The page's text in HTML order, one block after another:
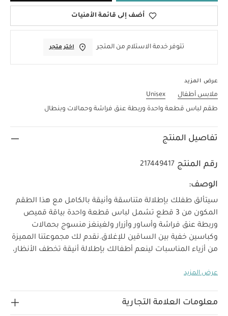
أضف إلى قائمة الأمنيات
تتوفر خدمة الاستلام من المتجر اختر متجر
عرض المزيد
ملابس أطفال
Unisex
طقم لباس قطعة واحدة وربطة عنق فراشة وحمالات وبنطال
تفاصيل المنتج
رقم المنتج 217449417
الوصف:
سيتألق طفلك بإطلالة متناسقة وأنيقة بالكامل مع هذا الطقم
المكون من 3 قطع تشمل لباس قطعة واحدة بياقة قميص
وربطة عنق فراشة وأساور وأزرار ولغينغز منسوج بحمالات
وكباسين خفية بين الساقين للإغلاق.نقدم لك مجموعتنا المميزة
من أزياء المناسبات لينعم أطفالك بإطلالة أنيقة تخطف الأنظار،
والأناقة في الحفلات.
بين الساقين
تصميم أساور قميص عملية
عرض المزيد
معلومات العلامة التجارية